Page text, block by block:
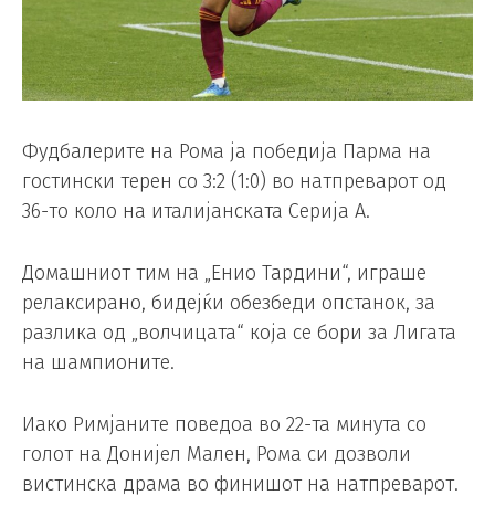
Фудбалерите на Рома ја победија Парма на
гостински терен со 3:2 (1:0) во натпреварот од
36-то коло на италијанската Серија А.
Домашниот тим на „Енио Тардини“, играше
релаксирано, бидејќи обезбеди опстанок, за
разлика од „волчицата“ која се бори за Лигата
на шампионите.
Иако Римјаните поведоа во 22-та минута со
голот на Донијел Мален, Рома си дозволи
вистинска драма во финишот на натпреварот.